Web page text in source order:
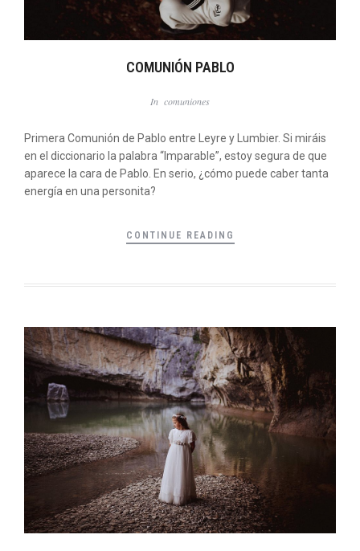
COMUNIÓN PABLO
In comuniones
Primera Comunión de Pablo entre Leyre y Lumbier. Si miráis
en el diccionario la palabra “Imparable”, estoy segura de que
aparece la cara de Pablo. En serio, ¿cómo puede caber tanta
energía en una personita?
CONTINUE READING